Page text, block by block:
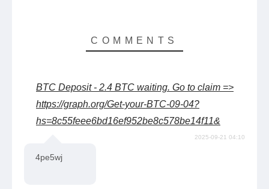
BTC Deposit - 2.4 BTC waiting. Go to claim =>
https://graph.org/Get-your-BTC-09-04?
hs=8c55feee6bd16ef952be8c578be14f11&
2025-09-21 04:10
4pe5wj